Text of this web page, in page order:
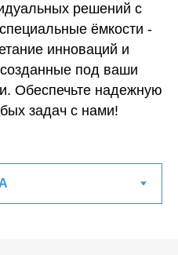
решений с
ёмкости -
инноваций и
под ваши
Обеспечьте надежную
задач с нами!